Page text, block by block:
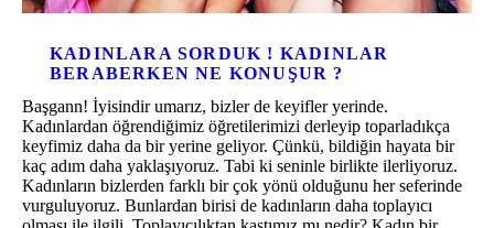
KADINLARA SORDUK ! KADINLAR
BERABERKEN NE KONUŞUR ?
Başgann! İyisindir umarız, bizler de keyifler yerinde.
Kadınlardan öğrendiğimiz öğretilerimizi derleyip toparladıkça
keyfimiz daha da bir yerine geliyor. Çünkü, bildiğin hayata bir
kaç adım daha yaklaşıyoruz. Tabi ki seninle birlikte ilerliyoruz.
Kadınların bizlerden farklı bir çok yönü olduğunu her seferinde
vurguluyoruz. Bunlardan birisi de kadınların daha toplayıcı